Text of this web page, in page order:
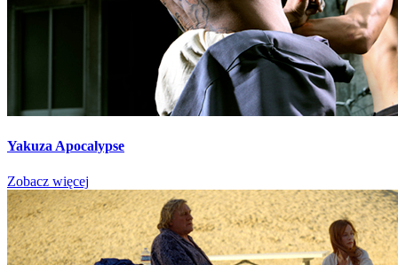
Yakuza Apocalypse
Zobacz więcej